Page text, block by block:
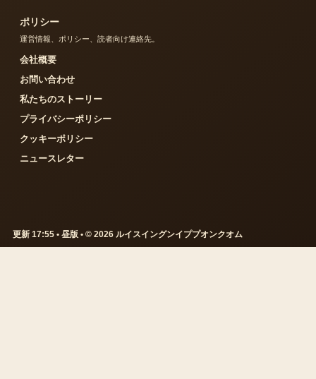
ポリシー
運営情報、ポリシー、読者向け連絡先。
会社概要
お問い合わせ
私たちのストーリー
プライバシーポリシー
クッキーポリシー
ニュースレター
更新 17:55 • 昼版 • © 2026 ルイスイングンイププオンクオム